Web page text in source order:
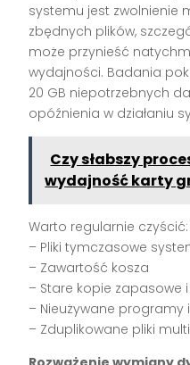
systemu jest zwolnienie
zbędnych plików,
może przynieść
wydajności. Badania
20 GB niepotrzebnych
opóźnienia w działaniu
Czy słabszy
wydajność karty
Warto regularnie czyścić:
– Pliki tymczasowe
– Zawartość kosza
– Stare kopie zapasowe
– Nieużywane programy
– Zduplikowane pliki